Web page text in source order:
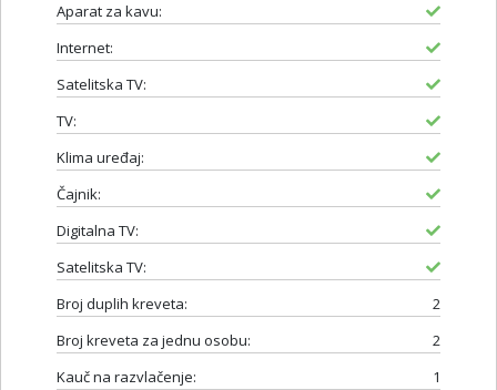
Aparat za kavu:
Internet:
Satelitska TV:
TV:
Klima uređaj:
Čajnik:
Digitalna TV:
Satelitska TV:
Broj duplih kreveta:
2
Broj kreveta za jednu osobu:
2
Kauč na razvlačenje:
1